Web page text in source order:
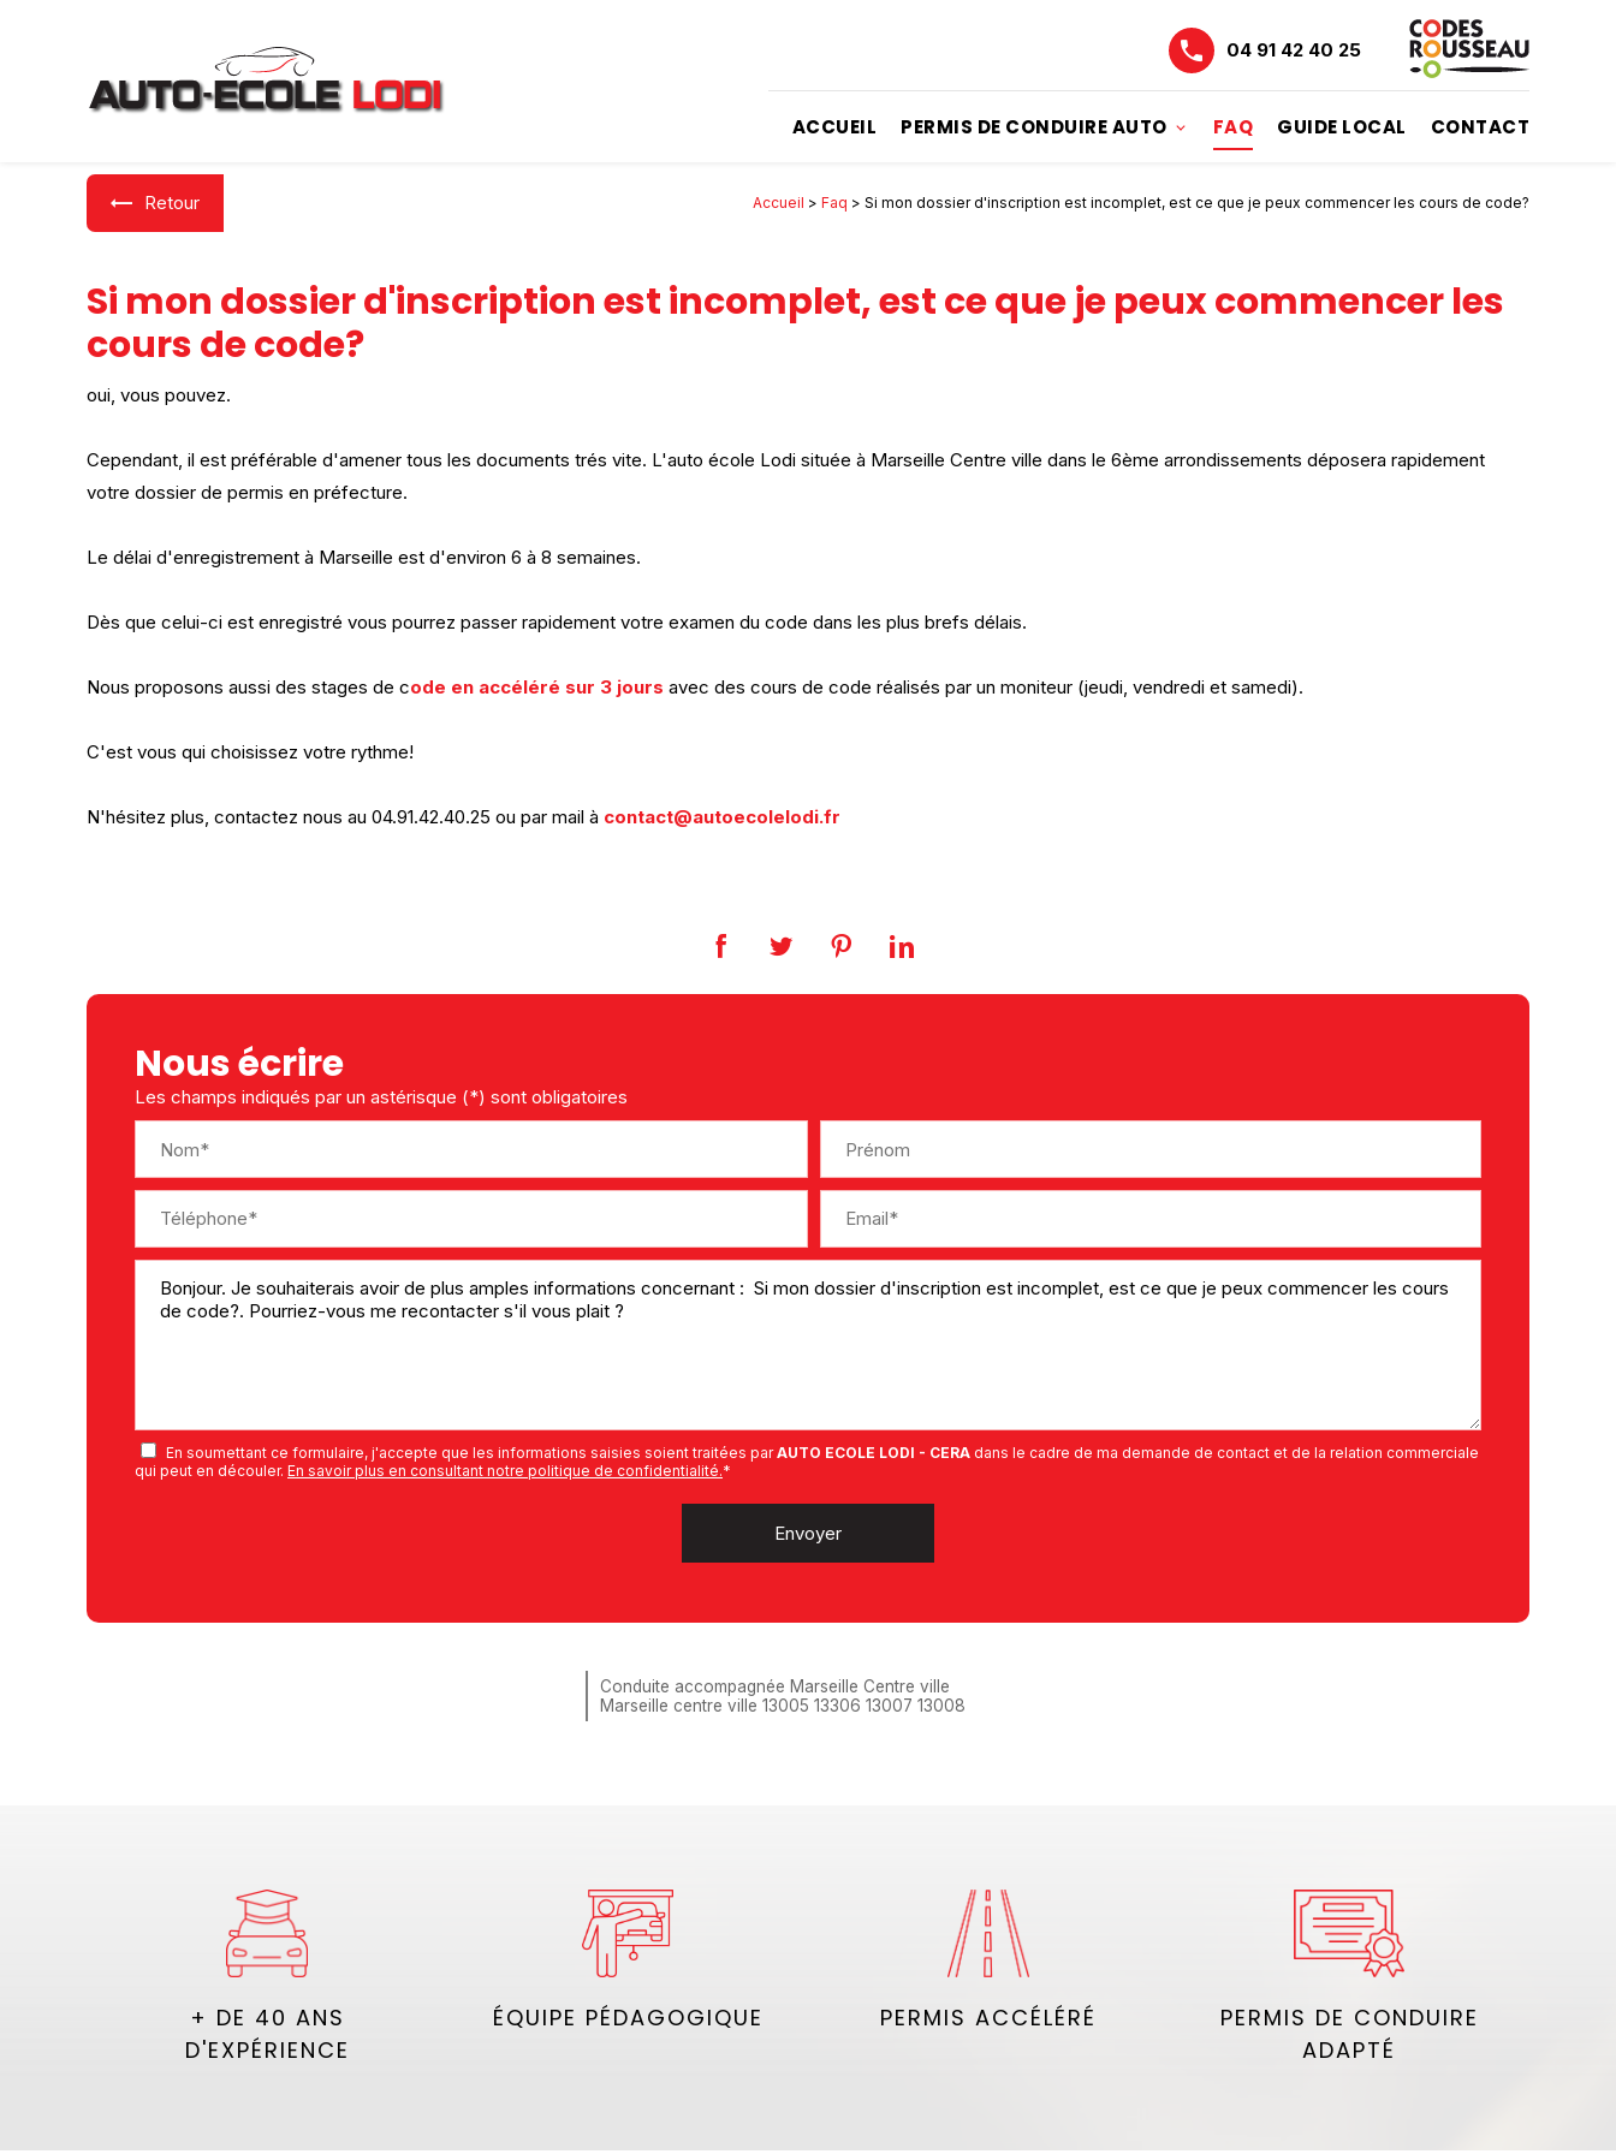
04 91 42 40 25
ACCUEIL PERMIS DE CONDUIRE AUTO FAQ GUIDE LOCAL CONTACT
Accueil > Faq > Si mon dossier d'inscription est incomplet, est ce que je peux commencer les cours de code?
Retour
Si mon dossier d'inscription est incomplet, est ce que je peux commencer les
cours de code?
oui, vous pouvez.
Cependant, il est préférable d'amener tous les documents trés vite. L'auto école Lodi située à Marseille Centre ville dans le 6ème arrondissements déposera rapidement
votre dossier de permis en préfecture.
Le délai d'enregistrement à Marseille est d'environ 6 à 8 semaines.
Dès que celui-ci est enregistré vous pourrez passer rapidement votre examen du code dans les plus brefs délais.
Nous proposons aussi des stages de code en accéléré sur 3 jours avec des cours de code réalisés par un moniteur (jeudi, vendredi et samedi).
C'est vous qui choisissez votre rythme!
N'hésitez plus, contactez nous au 04.91.42.40.25 ou par mail à contact@autoecolelodi.fr
Nous écrire
Les champs indiqués par un astérisque (*) sont obligatoires
En soumettant ce formulaire, j'accepte que les informations saisies soient traitées parAUTO ECOLE LODI - CERA dans le cadre de ma demande de contact et de la relation commerciale
qui peut en découler. En savoir plus en consultant notre politique de confidentialité.*
Conduite accompagnée Marseille Centre ville
Marseille centre ville 13005 13306 13007 13008
+ DE 40 ANS
D'EXPÉRIENCE
ÉQUIPE PÉDAGOGIQUE PERMIS ACCÉLÉRÉ
PERMIS DE CONDUIRE
ADAPTÉ